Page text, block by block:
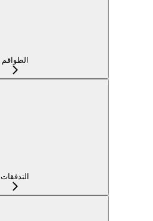
الطواقم
التدفقات